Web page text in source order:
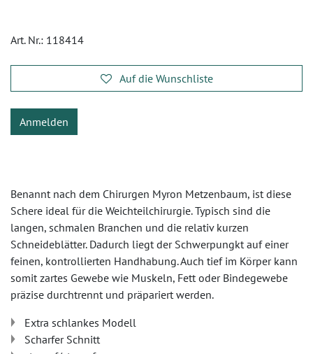
Art. Nr.: 118414
Auf die Wunschliste
Anmelden
Benannt nach dem Chirurgen Myron Metzenbaum, ist diese
Schere ideal für die Weichteilchirurgie. Typisch sind die
langen, schmalen Branchen und die relativ kurzen
Schneideblätter. Dadurch liegt der Schwerpungkt auf einer
feinen, kontrollierten Handhabung. Auch tief im Körper kann
somit zartes Gewebe wie Muskeln, Fett oder Bindegewebe
präzise durchtrennt und präpariert werden.
Extra schlankes Modell
Scharfer Schnitt